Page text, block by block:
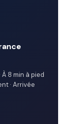
8 min à pied
· Arrivée